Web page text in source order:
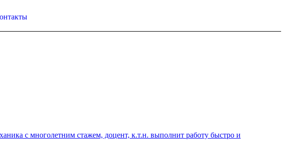
с многолетним стажем, доцент, к.т.н. выполнит работу быстро и